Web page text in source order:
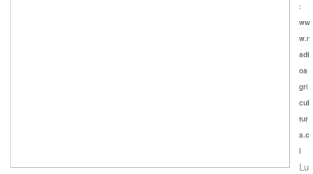
:
ww
w.r
adi
oa
gri
cul
tur
a.c
l
Lu